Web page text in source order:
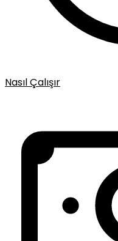
Nasıl Çalışır